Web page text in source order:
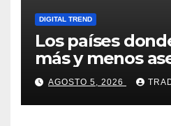
DIGITAL TREND
Los países
más y menos
AGOSTO 5, 2026